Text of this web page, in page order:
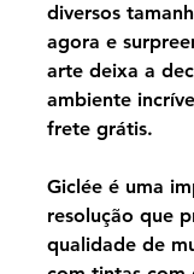
diversos
agora e
arte deixa a
ambiente
frete grátis.
Giclée é uma
resolução que
qualidade de